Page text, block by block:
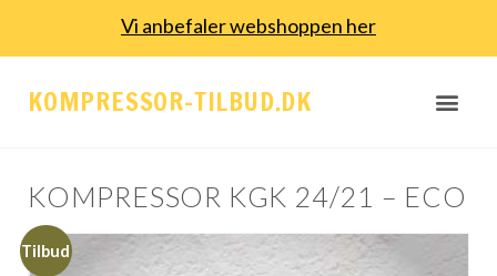
Vi anbefaler webshoppen her
KOMPRESSOR-TILBUD.DK
KOMPRESSOR KGK 24/21 – ECO
Tilbud